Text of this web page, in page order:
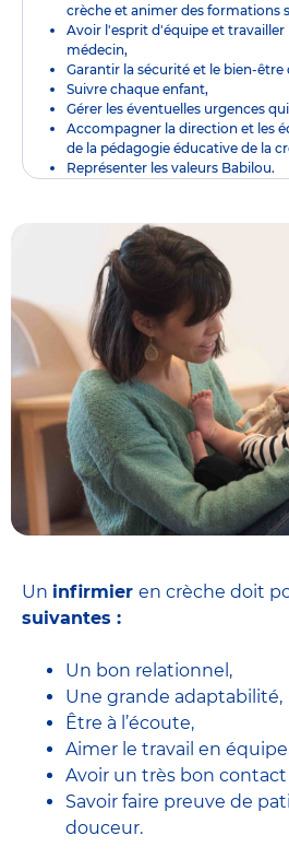
crèche et animer des formations
Avoir l'esprit d'équipe et travailler
médecin,
Garantir la sécurité et le bien-
Suivre chaque enfant,
Gérer les éventuelles urgences
Accompagner la direction et les
de la pédagogie éducative de la
Représenter les valeurs Babilou.
Un infirmier en crèche doit
suivantes :
Un bon relationnel,
Une grande adaptabilité,
Être à l’écoute,
Aimer le travail en
Avoir un très bon contact
Savoir faire preuve de
douceur.